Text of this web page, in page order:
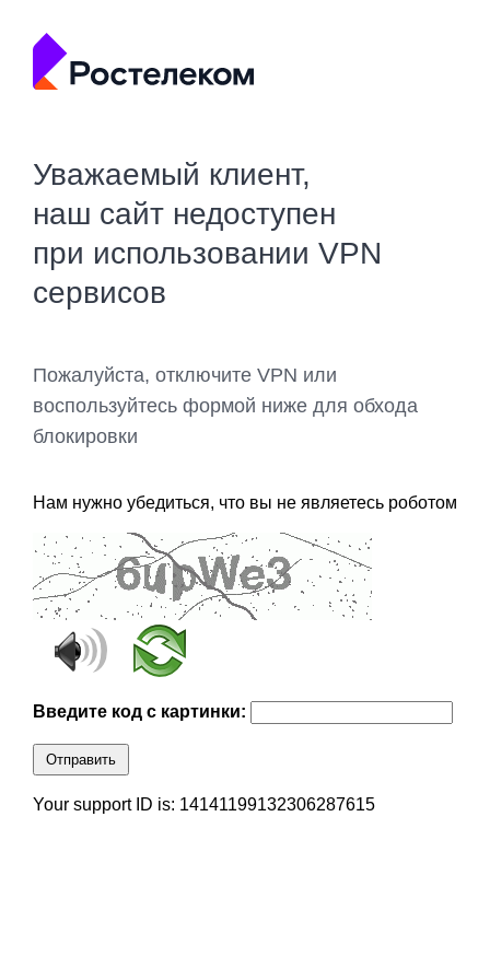
Уважаемый клиент,
наш сайт недоступен
при использовании VPN
сервисов
Пожалуйста, отключите VPN или
воспользуйтесь формой ниже для обхода
блокировки
Нам нужно убедиться, что вы не являетесь роботом
Введите код с картинки:
Отправить
Your support ID is: 14141199132306287615